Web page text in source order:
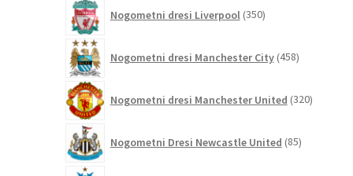
Nogometni dresi Liverpool 350izdelkov
Nogometni dresi Manchester City 458izdelkov
Nogometni dresi Manchester United 320izdelkov
Nogometni Dresi Newcastle United 85izdelkov